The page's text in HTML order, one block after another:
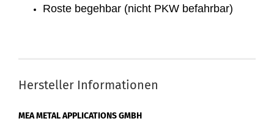
Roste begehbar (nicht PKW befahrbar)
Hersteller Informationen
MEA METAL APPLICATIONS GMBH